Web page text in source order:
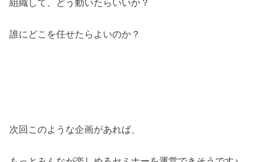
誰にどこを任せたらよいのか？
次回このような企画があれば、